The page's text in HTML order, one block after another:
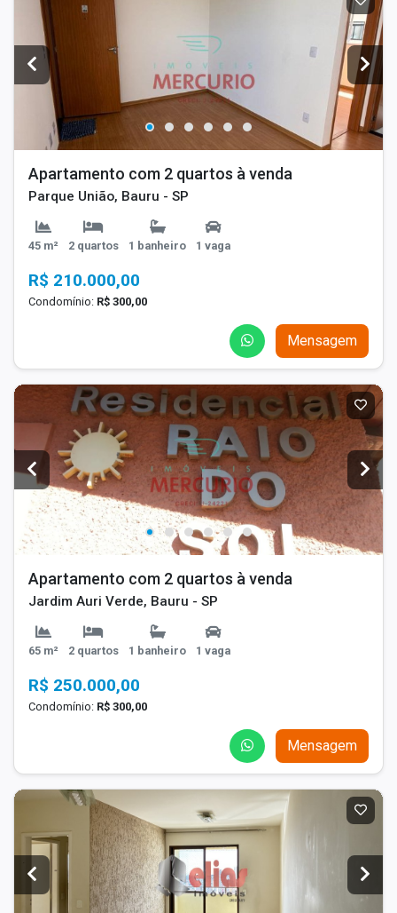
Apartamento com 2 quartos à venda
Parque União, Bauru - SP
45 m² 2 quartos 1 banheiro 1 vaga
R$ 210.000,00
Condomínio: R$ 300,00
Mensagem
Apartamento com 2 quartos à venda
Jardim Auri Verde, Bauru - SP
65 m² 2 quartos 1 banheiro 1 vaga
R$ 250.000,00
Condomínio: R$ 300,00
Mensagem